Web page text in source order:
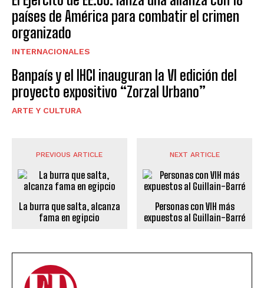
países de América para combatir el crimen
organizado
INTERNACIONALES
Banpaís y el IHCI inauguran la VI edición del
proyecto expositivo “Zorzal Urbano”
ARTE Y CULTURA
PREVIOUS ARTICLE
La burra que salta, alcanza
fama en egipcio
NEXT ARTICLE
Personas con VIH más
expuestos al Guillain-Barré